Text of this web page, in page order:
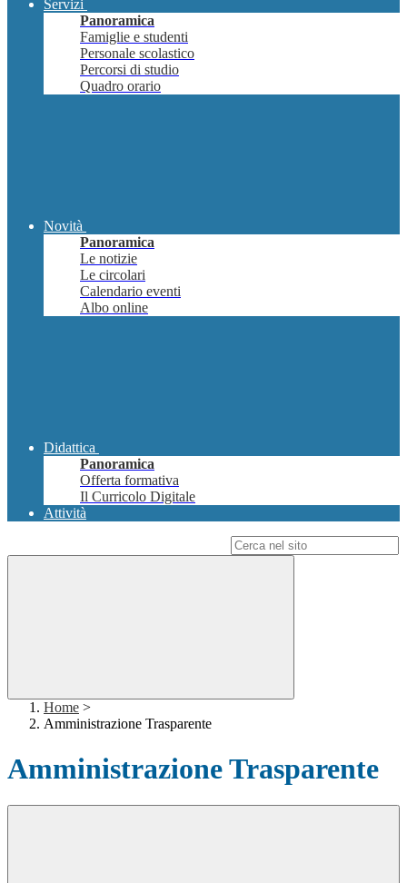
Servizi
Panoramica
Famiglie e studenti
Personale scolastico
Percorsi di studio
Quadro orario
Novità
Panoramica
Le notizie
Le circolari
Calendario eventi
Albo online
Didattica
Panoramica
Offerta formativa
Il Curricolo Digitale
Attività
Home >
Amministrazione Trasparente
Amministrazione Trasparente